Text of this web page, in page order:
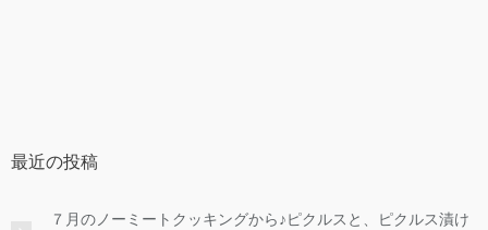
最近の投稿
７月のノーミートクッキングから♪ピクルスと、ピクルス漬け